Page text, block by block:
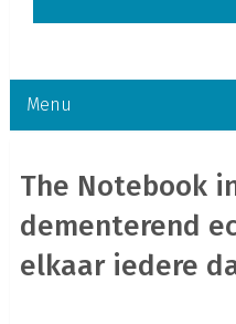
Menu
The Notebook
dementerend
elkaar iedere